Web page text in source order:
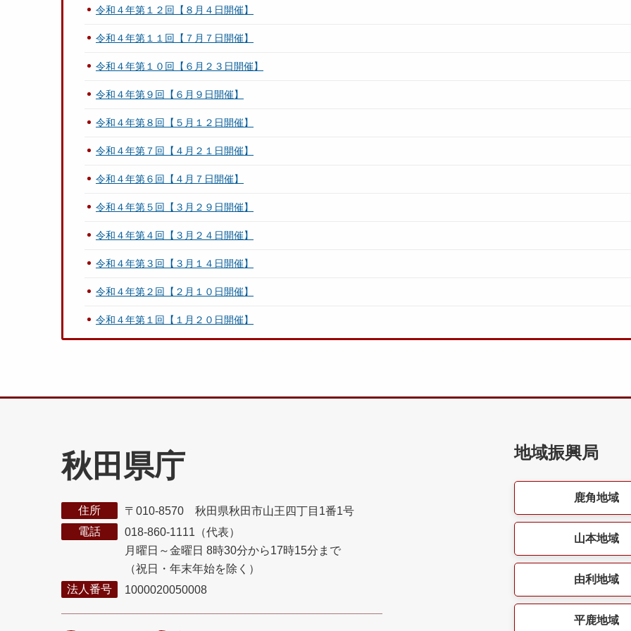
令和４年第１２回【８月４日開催】
令和４年第１１回【７月７日開催】
令和４年第１０回【６月２３日開催】
令和４年第９回【６月９日開催】
令和４年第８回【５月１２日開催】
令和４年第７回【４月２１日開催】
令和４年第６回【４月７日開催】
令和４年第５回【３月２９日開催】
令和４年第４回【３月２４日開催】
令和４年第３回【３月１４日開催】
令和４年第２回【２月１０日開催】
令和４年第１回【１月２０日開催】
秋田県庁
住所
〒010-8570 秋田県秋田市山王四丁目1番1号
電話
018-860-1111（代表）
月曜日～金曜日 8時30分から17時15分まで
（祝日・年末年始を除く）
法人番号
1000020050008
地域振興局
鹿角地域
山本地域
由利地域
平鹿地域